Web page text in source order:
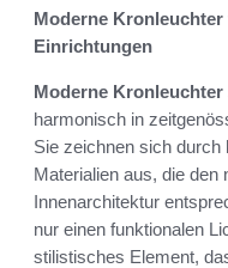
Moderne
Einrichtungen
Moderne Kronleuchter
harmonisch in
Sie zeichnen sich durch
Materialien aus, die den
Innenarchitektur
nur einen funktionalen
stilistisches Element,